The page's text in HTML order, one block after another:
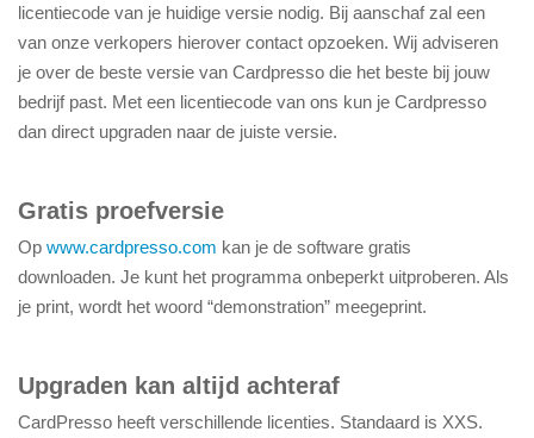
licentiecode van je huidige versie nodig. Bij aanschaf zal een
van onze verkopers hierover contact opzoeken. Wij adviseren
je over de beste versie van Cardpresso die het beste bij jouw
bedrijf past. Met een licentiecode van ons kun je Cardpresso
dan direct upgraden naar de juiste versie.
Gratis proefversie
Op www.cardpresso.com kan je de software gratis
downloaden. Je kunt het programma onbeperkt uitproberen. Als
je print, wordt het woord “demonstration” meegeprint.
Upgraden kan altijd achteraf
CardPresso heeft verschillende licenties. Standaard is XXS.